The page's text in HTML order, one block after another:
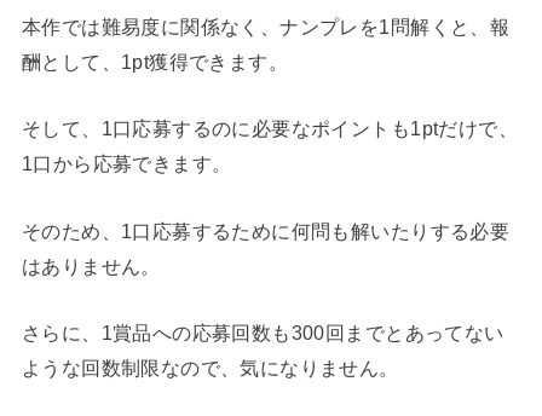
本作では難易度に関係なく、ナンプレを1問解くと、報
酬として、1pt獲得できます。
そして、1口応募するのに必要なポイントも1ptだけで、
1口から応募できます。
そのため、1口応募するために何問も解いたりする必要
はありません。
さらに、1賞品への応募回数も300回までとあってない
ような回数制限なので、気になりません。